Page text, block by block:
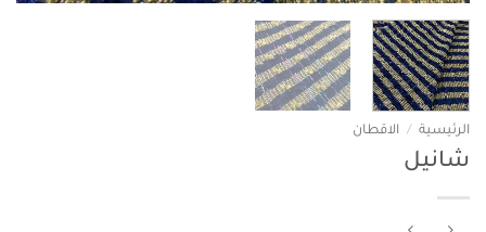
الرئيسية / الاقطان
شانيل